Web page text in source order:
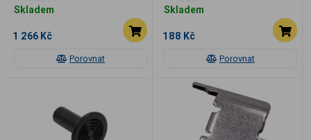
Porovnat
Skladem
1 266 Kč
Porovnat
Skladem
188 Kč